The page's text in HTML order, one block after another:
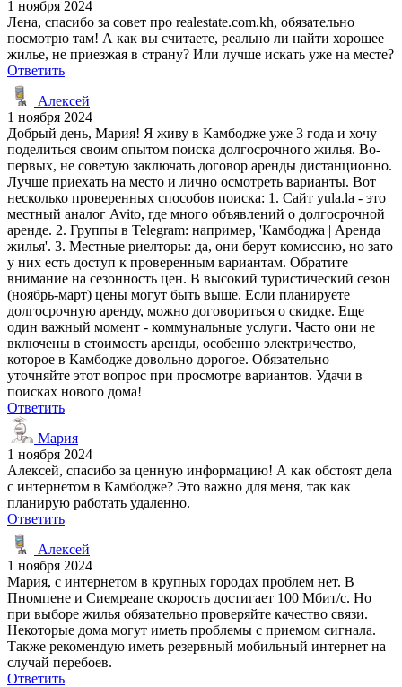
1 ноября 2024
Лена, спасибо за совет про realestate.com.kh, обязательно
посмотрю там! А как вы считаете, реально ли найти хорошее
жилье, не приезжая в страну? Или лучше искать уже на месте?
Ответить
Алексей
1 ноября 2024
Добрый день, Мария! Я живу в Камбодже уже 3 года и хочу
поделиться своим опытом поиска долгосрочного жилья. Во-
первых, не советую заключать договор аренды дистанционно.
Лучше приехать на место и лично осмотреть варианты. Вот
несколько проверенных способов поиска: 1. Сайт yula.la - это
местный аналог Avito, где много объявлений о долгосрочной
аренде. 2. Группы в Telegram: например, 'Камбоджа | Аренда
жилья'. 3. Местные риелторы: да, они берут комиссию, но зато
у них есть доступ к проверенным вариантам. Обратите
внимание на сезонность цен. В высокий туристический сезон
(ноябрь-март) цены могут быть выше. Если планируете
долгосрочную аренду, можно договориться о скидке. Еще
один важный момент - коммунальные услуги. Часто они не
включены в стоимость аренды, особенно электричество,
которое в Камбодже довольно дорогое. Обязательно
уточняйте этот вопрос при просмотре вариантов. Удачи в
поисках нового дома!
Ответить
Мария
1 ноября 2024
Алексей, спасибо за ценную информацию! А как обстоят дела
с интернетом в Камбодже? Это важно для меня, так как
планирую работать удаленно.
Ответить
Алексей
1 ноября 2024
Мария, с интернетом в крупных городах проблем нет. В
Пномпене и Сиемреапе скорость достигает 100 Мбит/с. Но
при выборе жилья обязательно проверяйте качество связи.
Некоторые дома могут иметь проблемы с приемом сигнала.
Также рекомендую иметь резервный мобильный интернет на
случай перебоев.
Ответить